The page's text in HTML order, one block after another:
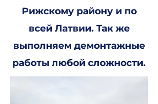
Рижскому району и по
всей Латвии. Так же
выполняем демонтажные
работы любой сложности.